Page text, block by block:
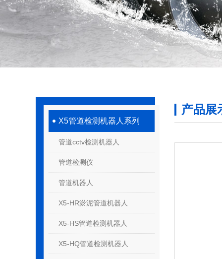
X5管道检测机器人系列
管道cctv检测机器人
管道检测仪
管道机器人
X5-HR淤泥管道机器人
X5-HS管道检测机器人
X5-HQ管道检测机器人
产品展